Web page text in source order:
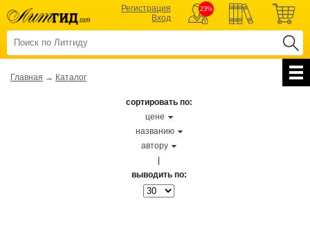
Регистрация
Вход
23%
Главная → Каталог
сортировать по:
цене
названию
автору
выводить по: